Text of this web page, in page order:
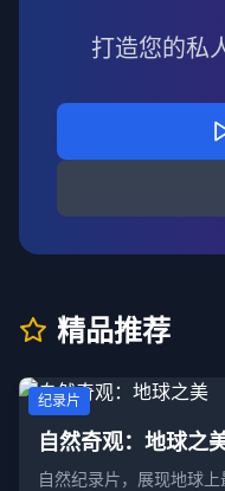
打造您的私
精品推荐
纪录片
自然奇观：地球之
自然纪录片，展现地球上